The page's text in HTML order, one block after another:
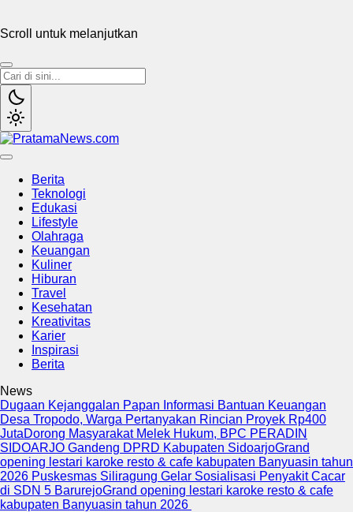
Scroll untuk melanjutkan
Berita
Teknologi
Edukasi
Lifestyle
Olahraga
Keuangan
Kuliner
Hiburan
Travel
Kesehatan
Kreativitas
Karier
Inspirasi
Berita
News
Dugaan Kejanggalan Papan Informasi Bantuan Keuangan
Desa Tropodo, Warga Pertanyakan Rincian Proyek Rp400
JutaDorong Masyarakat Melek Hukum, BPC PERADIN
SIDOARJO Gandeng DPRD Kabupaten SidoarjoGrand
opening lestari karoke resto & cafe kabupaten Banyuasin tahun
2026 Puskesmas Siliragung Gelar Sosialisasi Penyakit Cacar
di SDN 5 BarurejoGrand opening lestari karoke resto & cafe
kabupaten Banyuasin tahun 2026